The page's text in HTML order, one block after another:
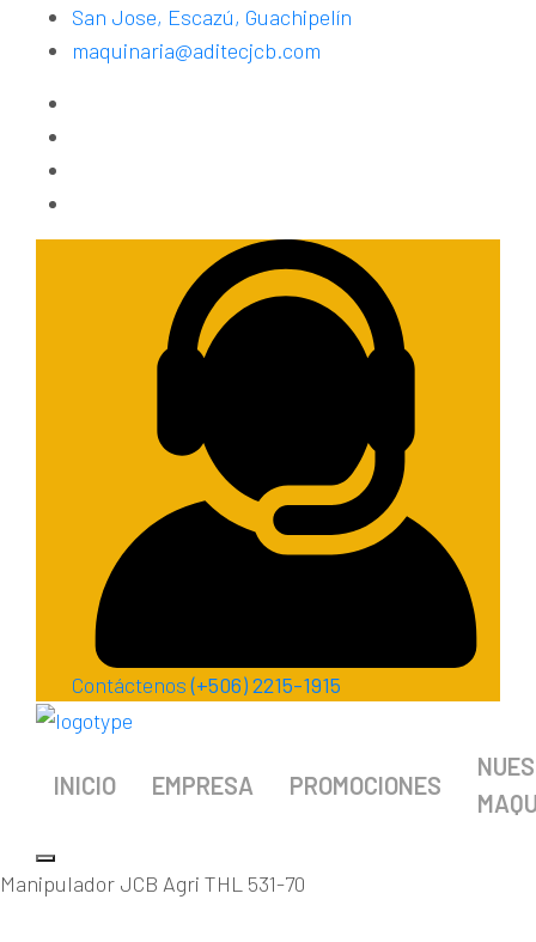
San Jose, Escazú, Guachipelín
maquinaria@aditecjcb.com
Contáctenos (+506) 2215-1915
INICIO EMPRESA PROMOCIONES
Manipulador JCB Agri THL 531-70